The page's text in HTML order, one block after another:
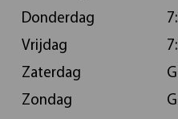
Donderdag
Vrijdag
Zaterdag
Zondag